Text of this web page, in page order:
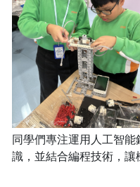
同學們專注運用人工智
識，並結合編程技術，讓